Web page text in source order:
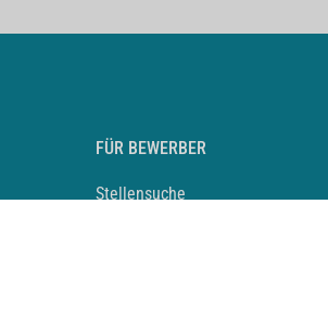
FÜR BEWERBER
Stellensuche